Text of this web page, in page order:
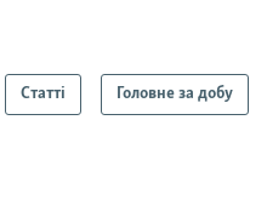
Статті Головне за добу